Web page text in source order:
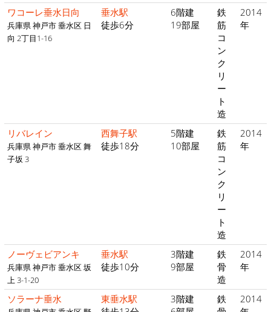
ワコーレ垂水日向
兵庫県 神戸市 垂水区 日
向 2丁目1-16
垂水駅
徒歩6分
6階建
19部屋
鉄
筋
コ
ン
ク
リ
ー
ト
造
2014
年
リバレイン
兵庫県 神戸市 垂水区 舞
子坂 3
西舞子駅
徒歩18分
5階建
10部屋
鉄
筋
コ
ン
ク
リ
ー
ト
造
2014
年
ノーヴェビアンキ
兵庫県 神戸市 垂水区 坂
上 3-1-20
垂水駅
徒歩10分
3階建
9部屋
鉄
骨
造
2014
年
ソラーナ垂水
東垂水駅
3階建
鉄
2014